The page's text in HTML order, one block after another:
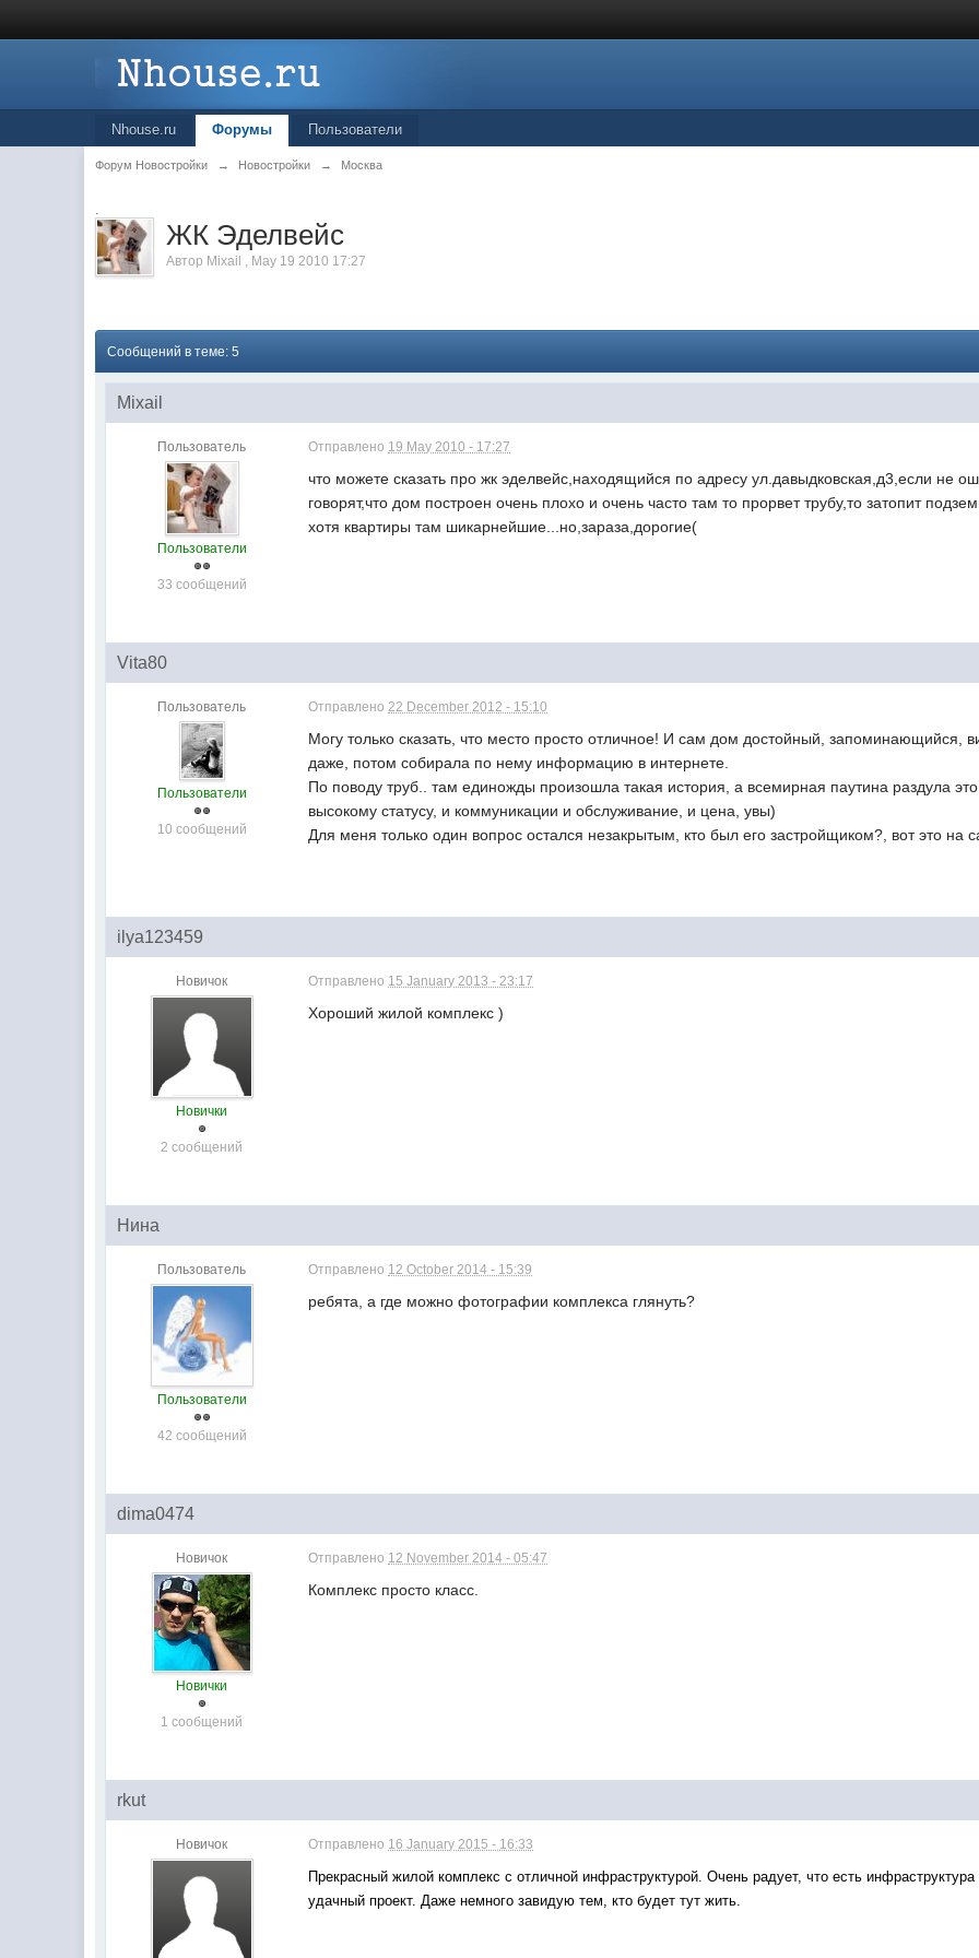
Nhouse.ru Форумы Пользователи
Форум Новостройки → Новостройки → Москва
.
ЖК Эделвейс
Автор Mixail , May 19 2010 17:27
Сообщений в теме: 5
Mixail
Пользователь
Пользователи
33 сообщений
Отправлено 19 May 2010 - 17:27
что можете сказать про жк эделвейс,находящийся по адресу ул.давыдковская,д3,если не
говорят,что дом построен очень плохо и очень часто там то прорвет трубу,то затопит
хотя квартиры там шикарнейшие...но,зараза,дорогие(
Vita80
Пользователь
Пользователи
10 сообщений
Отправлено22 December 2012 - 15:10
Могу только сказать, что место просто отличное! И сам дом достойный, запоминающийся,
даже, потом собирала по нему информацию в интернете.
По поводу труб.. там единожды произошла такая история, а всемирная паутина раздула
высокому статусу, и коммуникации и обслуживание, и цена, увы)
Для меня только один вопрос остался незакрытым, кто был его застройщиком?, вот это на
ilya123459
Новичок
Новички
2 сообщений
Отправлено 15 January 2013 - 23:17
Хороший жилой комплекс )
Нина
Пользователь
Пользователи
42 сообщений
Отправлено 12 October 2014 - 15:39
ребята, а где можно фотографии комплекса глянуть?
dima0474
Новичок
Новички
1 сообщений
Отправлено 12 November 2014 - 05:47
Комплекс просто класс.
rkut
Новичок Отправлено 16 January 2015 - 16:33
Прекрасный жилой комплекс с отличной инфраструктурой. Очень радует, что есть
удачный проект. Даже немного завидую тем, кто будет тут жить.